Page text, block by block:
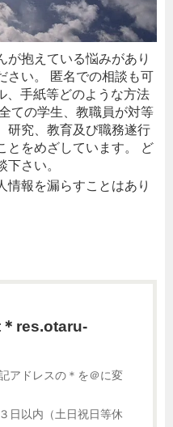
が抱えている悩みがあり
さい。 匿名での相談も可
、手紙等どのような方法
ての学生、教職員が対等
研究、教育及び職務遂行
とをめざしています。 ど
さい。
報を漏らすことはあり
res.otaru-
アドレスの＊を＠に変
日以内（土日祝日等休